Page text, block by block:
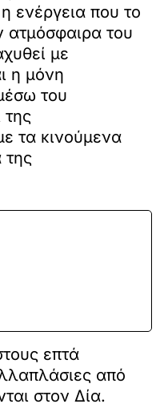
ενέργεια που το
ατμόσφαιρα του
με
η μόνη
του
της
τα κινούμενα
της
επτά
από
στον Δία.